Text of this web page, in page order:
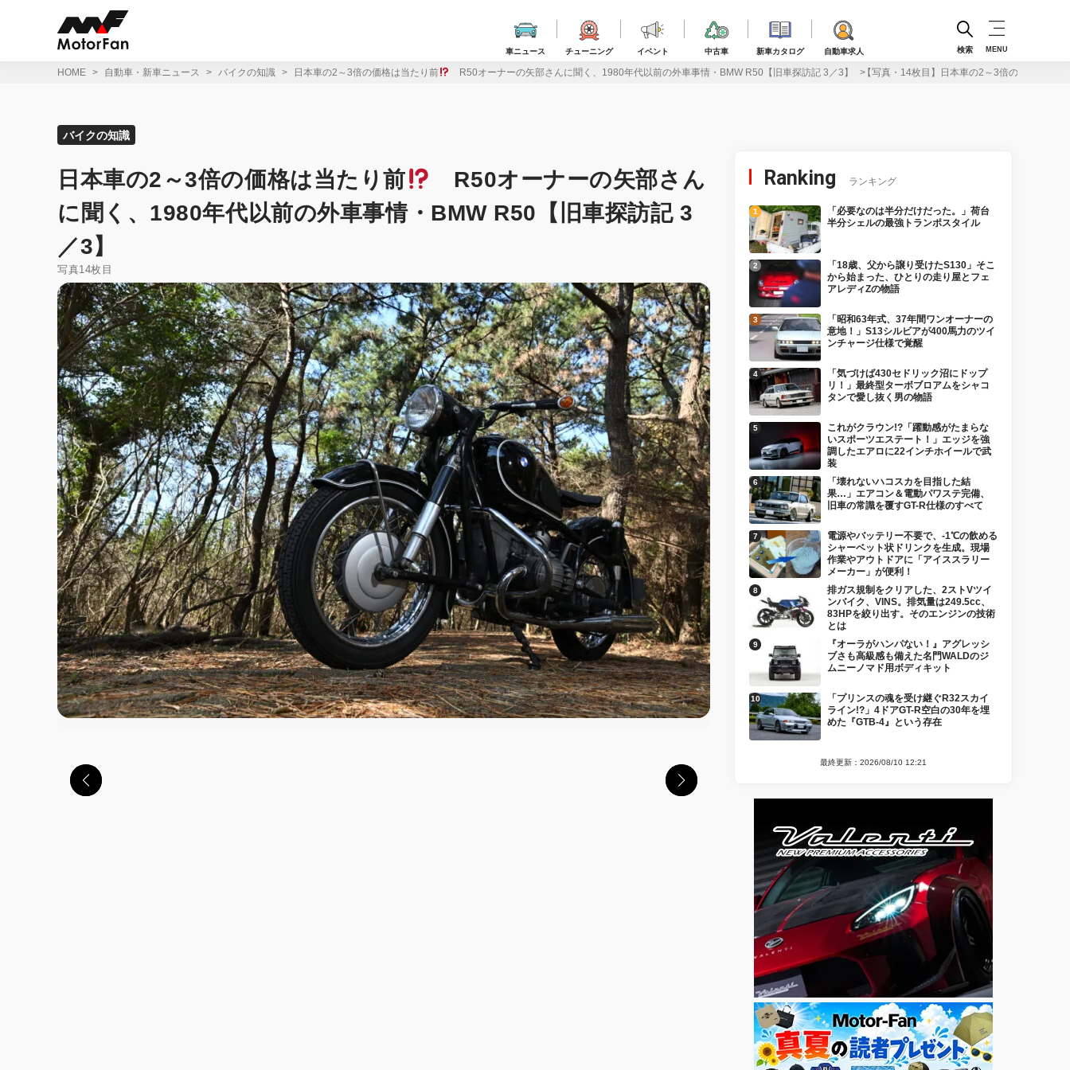
車ニュース チューニング イベント 中古車 新車カタログ 自動車求人 検索 MENU
HOME 自動車・新車ニュース バイクの知識 日本車の2～3倍の価格は当たり前 R50オーナーの矢部さんに聞く、1980年代以前の外車事情・BMW R50【旧車探訪記 3／3】 【写真・14枚目】日本車の2～3倍の価格は当た
バイクの知識
日本車の2～3倍の価格は当たり前
R50オーナーの矢部さん
に聞く、1980年代以前の外車事情・BMW R50【旧車探訪記 3
／3】
写真14枚目
Ranking ランキング
「必要なのは半分だけだった。」荷台
半分シェルの最強トランポスタイル
「18歳、父から譲り受けたS130」そこ
から始まった、ひとりの走り屋とフェ
アレディZの物語
「昭和63年式、37年間ワンオーナーの
意地！」S13シルビアが400馬力のツイ
ンチャージ仕様で覚醒
「気づけば430セドリック沼にドップ
リ！」最終型ターボブロアムをシャコ
タンで愛し抜く男の物語
これがクラウン!?「躍動感がたまらな
いスポーツエステート！」エッジを強
調したエアロに22インチホイールで武
装
「壊れないハコスカを目指した結
果…」エアコン＆電動パワステ完備、
旧車の常識を覆すGT-R仕様のすべて
電源やバッテリー不要で、-1℃の飲める
シャーベット状ドリンクを生成。現場
作業やアウトドアに「アイススラリー
メーカー」が便利！
排ガス規制をクリアした、2ストVツイ
ンバイク、VINS。排気量は249.5cc、
83HPを絞り出す。そのエンジンの技術
とは
『オーラがハンパない！』アグレッシ
ブさも高級感も備えた名門WALDのジ
ムニーノマド用ボディキット
「プリンスの魂を受け継ぐR32スカイ
ライン!?」4ドアGT-R空白の30年を埋
めた『GTB-4』という存在
最終更新：2026/08/10 12:21